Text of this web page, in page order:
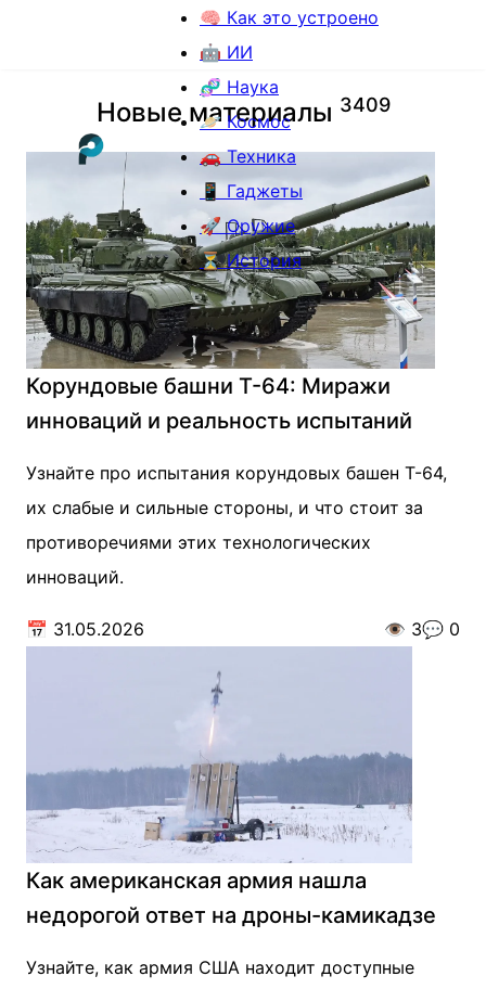
🧠 Как это устроено
🤖 ИИ
🧬 Наука
🪐 Космос
🚗 Техника
📱 Гаджеты
🚀 Оружие
⏳ История
Новые материалы 3409
Корундовые башни Т-64: Миражи
инноваций и реальность испытаний
Узнайте про испытания корундовых башен Т-64,
их слабые и сильные стороны, и что стоит за
противоречиями этих технологических
инноваций.
📅 31.05.2026 👁️ 3💬 0
Как американская армия нашла
недорогой ответ на дроны-камикадзе
Узнайте, как армия США находит доступные